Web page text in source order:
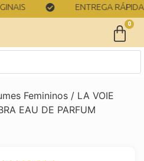
ENTREGA RÁPIDA
0
Femininos / LA VOIE
EAU DE PARFUM